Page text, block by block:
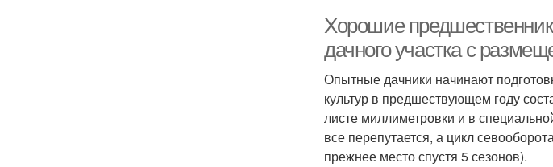
Хорошие
дачного участка с
Опытные дачники начинают
культур в предшествующем году
листе миллиметровки и в
все перепутается, а цикл
прежнее место спустя 5 сезонов).